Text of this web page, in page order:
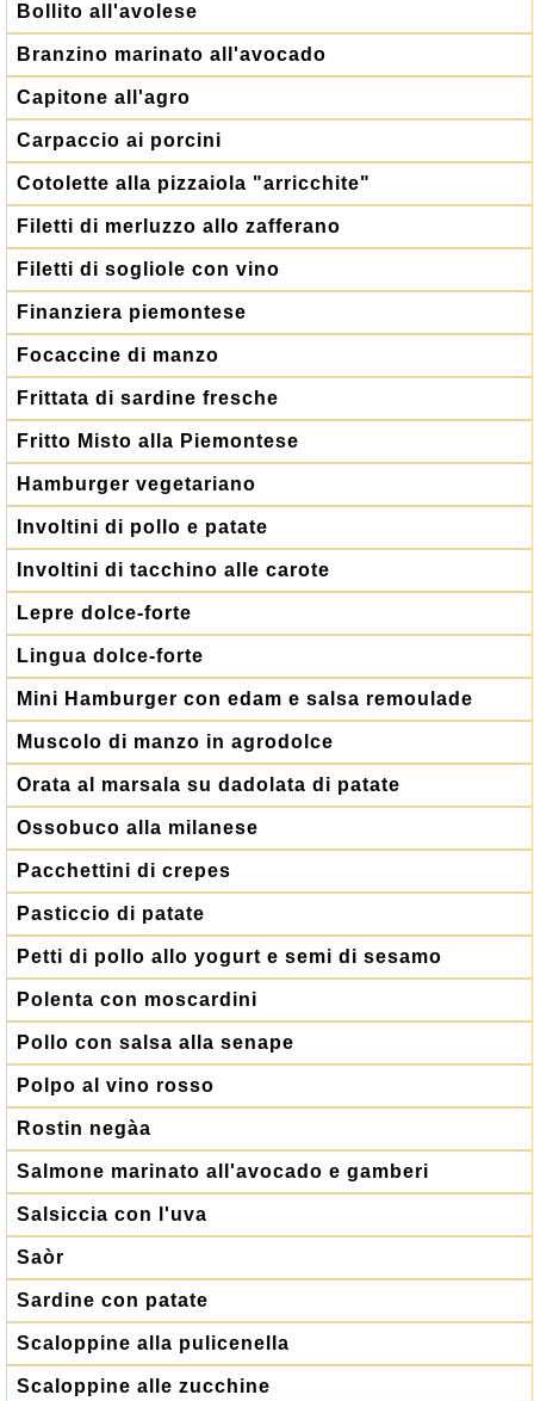
Bollito all'avolese
Branzino marinato all'avocado
Capitone all'agro
Carpaccio ai porcini
Cotolette alla pizzaiola "arricchite"
Filetti di merluzzo allo zafferano
Filetti di sogliole con vino
Finanziera piemontese
Focaccine di manzo
Frittata di sardine fresche
Fritto Misto alla Piemontese
Hamburger vegetariano
Involtini di pollo e patate
Involtini di tacchino alle carote
Lepre dolce-forte
Lingua dolce-forte
Mini Hamburger con edam e salsa remoulade
Muscolo di manzo in agrodolce
Orata al marsala su dadolata di patate
Ossobuco alla milanese
Pacchettini di crepes
Pasticcio di patate
Petti di pollo allo yogurt e semi di sesamo
Polenta con moscardini
Pollo con salsa alla senape
Polpo al vino rosso
Rostin negàa
Salmone marinato all'avocado e gamberi
Salsiccia con l'uva
Saòr
Sardine con patate
Scaloppine alla pulicenella
Scaloppine alle zucchine